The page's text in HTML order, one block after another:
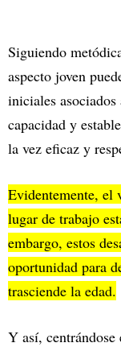
Siguiendo
aspecto joven
iniciales
capacidad y
la vez eficaz y
Evidentemente, el
lugar de trabajo
embargo, estos
oportunidad para
trasciende la edad.
Y así,